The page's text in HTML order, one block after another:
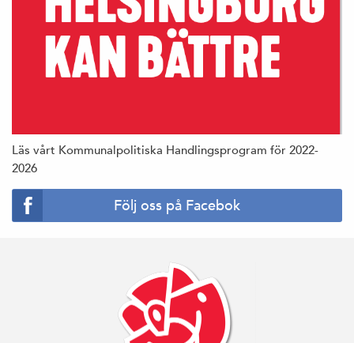
Läs vårt Kommunalpolitiska Handlingsprogram för 2022-
2026
Följ oss på Facebok